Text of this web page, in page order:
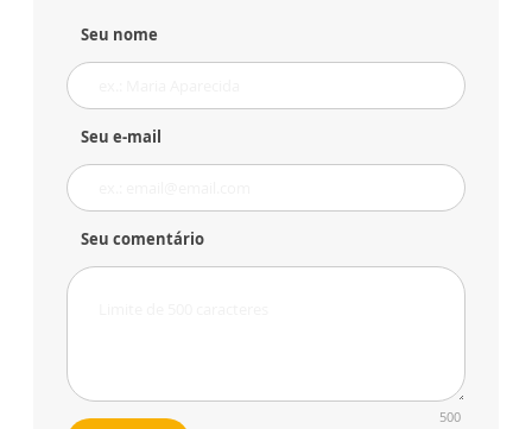
Seu nome
Seu e-mail
Seu comentário
500